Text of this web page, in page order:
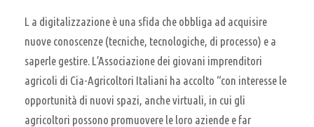
L a digitalizzazione è una sfida che obbliga ad acquisire
nuove conoscenze (tecniche, tecnologiche, di processo) e a
saperle gestire. L’Associazione dei giovani imprenditori
agricoli di Cia-Agricoltori Italiani ha accolto “con interesse le
opportunità di nuovi spazi, anche virtuali, in cui gli
agricoltori possono promuovere le loro aziende e far